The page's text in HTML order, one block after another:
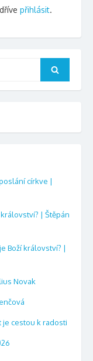
přihlásit.
Search
církve |
| Štěpán
Boží království? |
Novak
je cestou k radosti